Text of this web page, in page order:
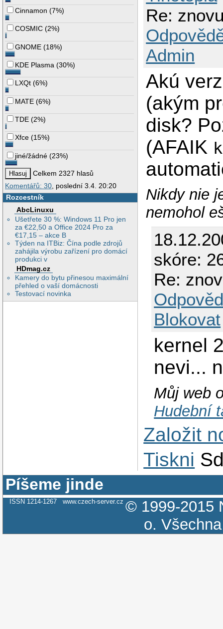
Cinnamon (7%)
COSMIC (2%)
GNOME (18%)
KDE Plasma (30%)
LXQt (6%)
MATE (6%)
TDE (2%)
Xfce (15%)
jiné/žádné (23%)
Celkem 2327 hlasů
Komentářů: 30, poslední 3.4. 20:20
Rozcestník
AbcLinuxu
Ušetřete 30 %: Windows 11 Pro jen
za €22,50 a Office 2024 Pro za
€17,15 – akce B
Týden na ITBiz: Čína podle zdrojů
zahájila výrobu zařízení pro domácí
produkci v
HDmag.cz
Kamery do bytu přinesou maximální
přehled o vaší domácnosti
Testovací novinka
Re:
Admin
Akú
(akým
disk?
(AFAIK
Nikdy nie
nemohol
skóre:
Re:
Blokovat
kernel
nevi...
Můj web
Hudební
Založit
Tiskni
Píšeme jinde
ISSN 1214-1267 www.czech-server.cz © 1999-2015
o.